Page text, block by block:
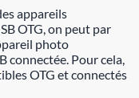
appareils
OTG, on peut par
photo
connectée. Pour cela,
OTG et connectés